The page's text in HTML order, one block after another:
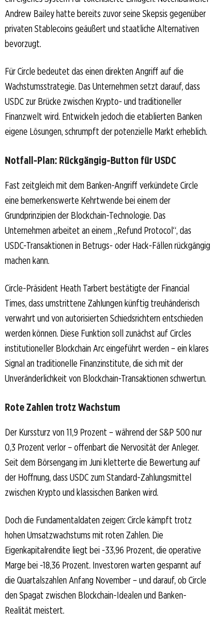
Andrew Bailey hatte bereits zuvor seine Skepsis gegenüber
privaten Stablecoins geäußert und staatliche Alternativen
bevorzugt.
Für Circle bedeutet das einen direkten Angriff auf die
Wachstumsstrategie. Das Unternehmen setzt darauf, dass
USDC zur Brücke zwischen Krypto- und traditioneller
Finanzwelt wird. Entwickeln jedoch die etablierten Banken
eigene Lösungen, schrumpft der potenzielle Markt erheblich.
Notfall-Plan: Rückgängig-Button für USDC
Fast zeitgleich mit dem Banken-Angriff verkündete Circle
eine bemerkenswerte Kehrtwende bei einem der
Grundprinzipien der Blockchain-Technologie. Das
Unternehmen arbeitet an einem „Refund Protocol“, das
USDC-Transaktionen in Betrugs- oder Hack-Fällen rückgängig
machen kann.
Circle-Präsident Heath Tarbert bestätigte der Financial
Times, dass umstrittene Zahlungen künftig treuhänderisch
verwahrt und von autorisierten Schiedsrichtern entschieden
werden können. Diese Funktion soll zunächst auf Circles
institutioneller Blockchain Arc eingeführt werden – ein klares
Signal an traditionelle Finanzinstitute, die sich mit der
Unveränderlichkeit von Blockchain-Transaktionen schwertun.
Rote Zahlen trotz Wachstum
Der Kurssturz von 11,9 Prozent – während der S&P 500 nur
0,3 Prozent verlor – offenbart die Nervosität der Anleger.
Seit dem Börsengang im Juni kletterte die Bewertung auf
der Hoffnung, dass USDC zum Standard-Zahlungsmittel
zwischen Krypto und klassischen Banken wird.
Doch die Fundamentaldaten zeigen: Circle kämpft trotz
hohen Umsatzwachstums mit roten Zahlen. Die
Eigenkapitalrendite liegt bei -33,96 Prozent, die operative
Marge bei -18,36 Prozent. Investoren warten gespannt auf
die Quartalszahlen Anfang November – und darauf, ob Circle
den Spagat zwischen Blockchain-Idealen und Banken-
Realität meistert.